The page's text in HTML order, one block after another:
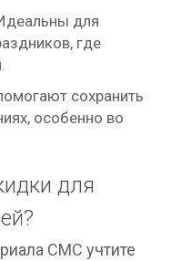
для
где
сохранить
особенно во
для
СМС учтите